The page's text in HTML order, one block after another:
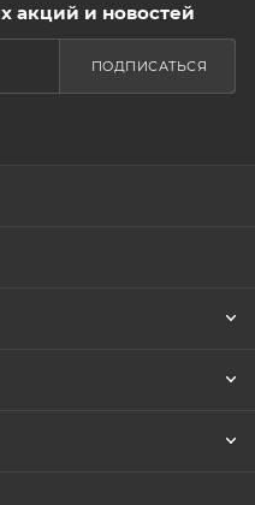
акций и новостей
ПОДПИСАТЬСЯ